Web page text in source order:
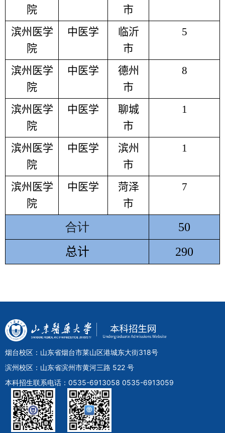
院
市
滨州医学
院
中医学
临沂
市
5
滨州医学
院
中医学
德州
市
8
滨州医学
院
中医学
聊城
市
1
滨州医学
院
中医学
滨州
市
1
滨州医学
院
中医学
菏泽
市
7
合计
50
总计
290
烟台校区：山东省烟台市莱山区港城东大街318号
滨州校区：山东省滨州市黄河三路 522 号
本科招生联系电话：0535-6913058 0535-6913059